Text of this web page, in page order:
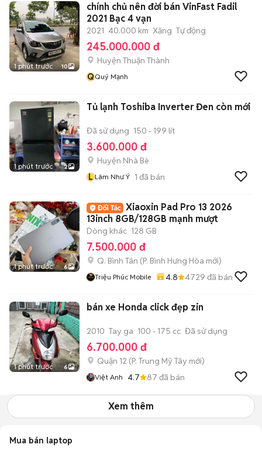
1 phút trước 10
chính chủ nên đời bán VinFast Fadil
2021 Bạc 4 vạn
2021 40.000 km Xăng Tự động
245.000.000 đ
Huyện Thuận Thành
QQuý Mạnh
1 phút trước 2
Tủ lạnh Toshiba Inverter Đen còn mới
Đã sử dụng 150 - 199 lít
3.600.000 đ
Huyện Nhà Bè
L Lâm Như Ý 1 đã bán
1 phút trước 6
Xiaoxin Pad Pro 13 2026
13inch 8GB/128GB mạnh mượt
Dòng khác 128 GB
7.500.000 đ
Q. Bình Tân (P. Bình Hưng Hòa mới)
Triệu Phúc Mobile 4.8 4729 đã bán
1 phút trước 6
bán xe Honda click đẹp zin
2010 Tay ga 100 - 175 cc Đã sử dụng
6.700.000 đ
Quận 12 (P. Trung Mỹ Tây mới)
Việt Anh 4.7 87 đã bán
Xem thêm
Mua bán laptop